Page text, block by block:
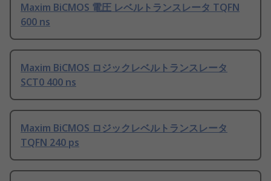
Maxim BiCMOS 電圧 レベルトランスレータ TQFN
600 ns
Maxim BiCMOS ロジックレベルトランスレータ
SCT0 400 ns
Maxim BiCMOS ロジックレベルトランスレータ
TQFN 240 ps